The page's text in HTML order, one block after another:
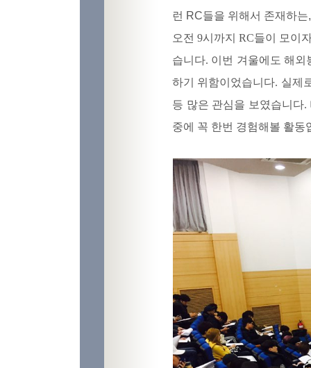
런 RC들을 위해서 존재하
오전 9시까지 RC들이 모이
습니다. 이번 겨울에도 해
하기 위함이었습니다. 실제
등 많은 관심을 보였습니다
중에 꼭 한번 경험해볼 활동